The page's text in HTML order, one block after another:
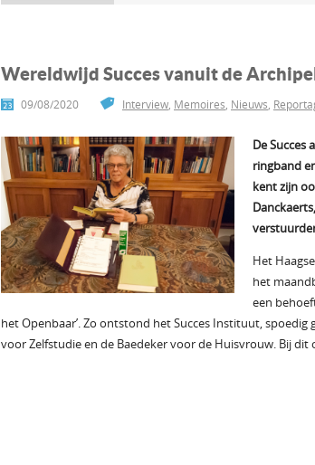
Wereldwijd Succes vanuit de
09/08/2020 Interview, Memoires, Nieuws,
De Succes
ringband
kent zijn
Het
het
een
het Openbaar’. Zo ontstond het Succes Instituut,
voor Zelfstudie en de Baedeker voor de Huisvrouw. Bij